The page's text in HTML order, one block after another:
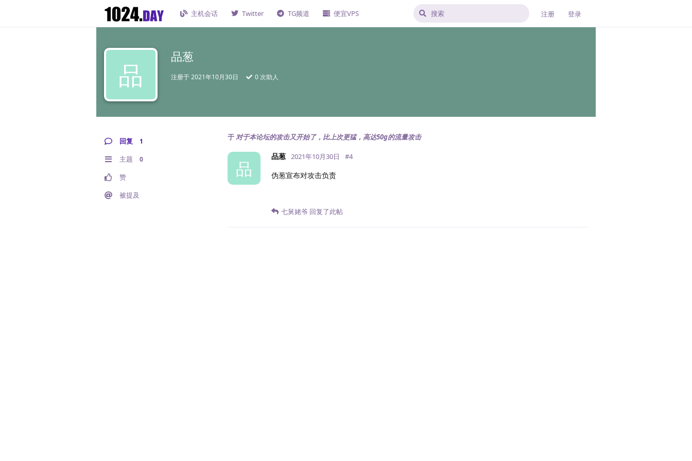
主机会话 Twitter TG频道 便宜VPS 注册 登录
品
品葱
注册于2021年10月30日 0 次助人
回复 1
主题 0
赞
被提及
于对于本论坛的攻击又开始了，比上次更猛，高达50g的流量攻击
品
品葱 2021年10月30日 #4
伪葱宣布对攻击负责
七舅姥爷 回复了此帖